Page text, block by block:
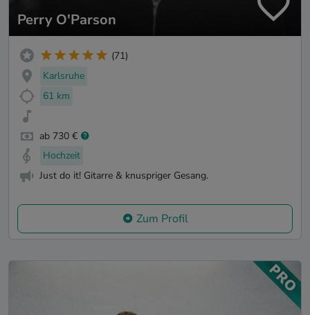
Perry O'Parson
(71)
Karlsruhe
61 km
ab 730 €
Hochzeit
Just do it! Gitarre & knuspriger Gesang.
Zum Profil